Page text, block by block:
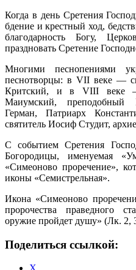
Когда в день Сретения
бдение и крестный ход,
благодарность Богу,
праздновать Сретение
Многими песнопениями
песнотворцы: в VII веке —
Критский, и в VIII веке —
Маиумский, преподобный
Герман, Патриарх
святитель Иосиф Студит,
С событием Сретения
Богородицы, именуемая
«Симеоново проречение»,
иконы «Семистрельная».
Икона «Симеоново
пророчества праведного
оружие пройдет душу» (Лк. 2,
Поделиться ссылкой: